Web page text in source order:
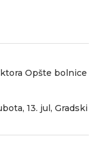
Opšte bolnice
13. jul, Gradski